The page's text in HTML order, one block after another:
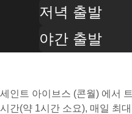
저녁 출발
야간 출발
세인트 아이브스 (콘월) 에서
시간(약 1시간 소요), 매일 최